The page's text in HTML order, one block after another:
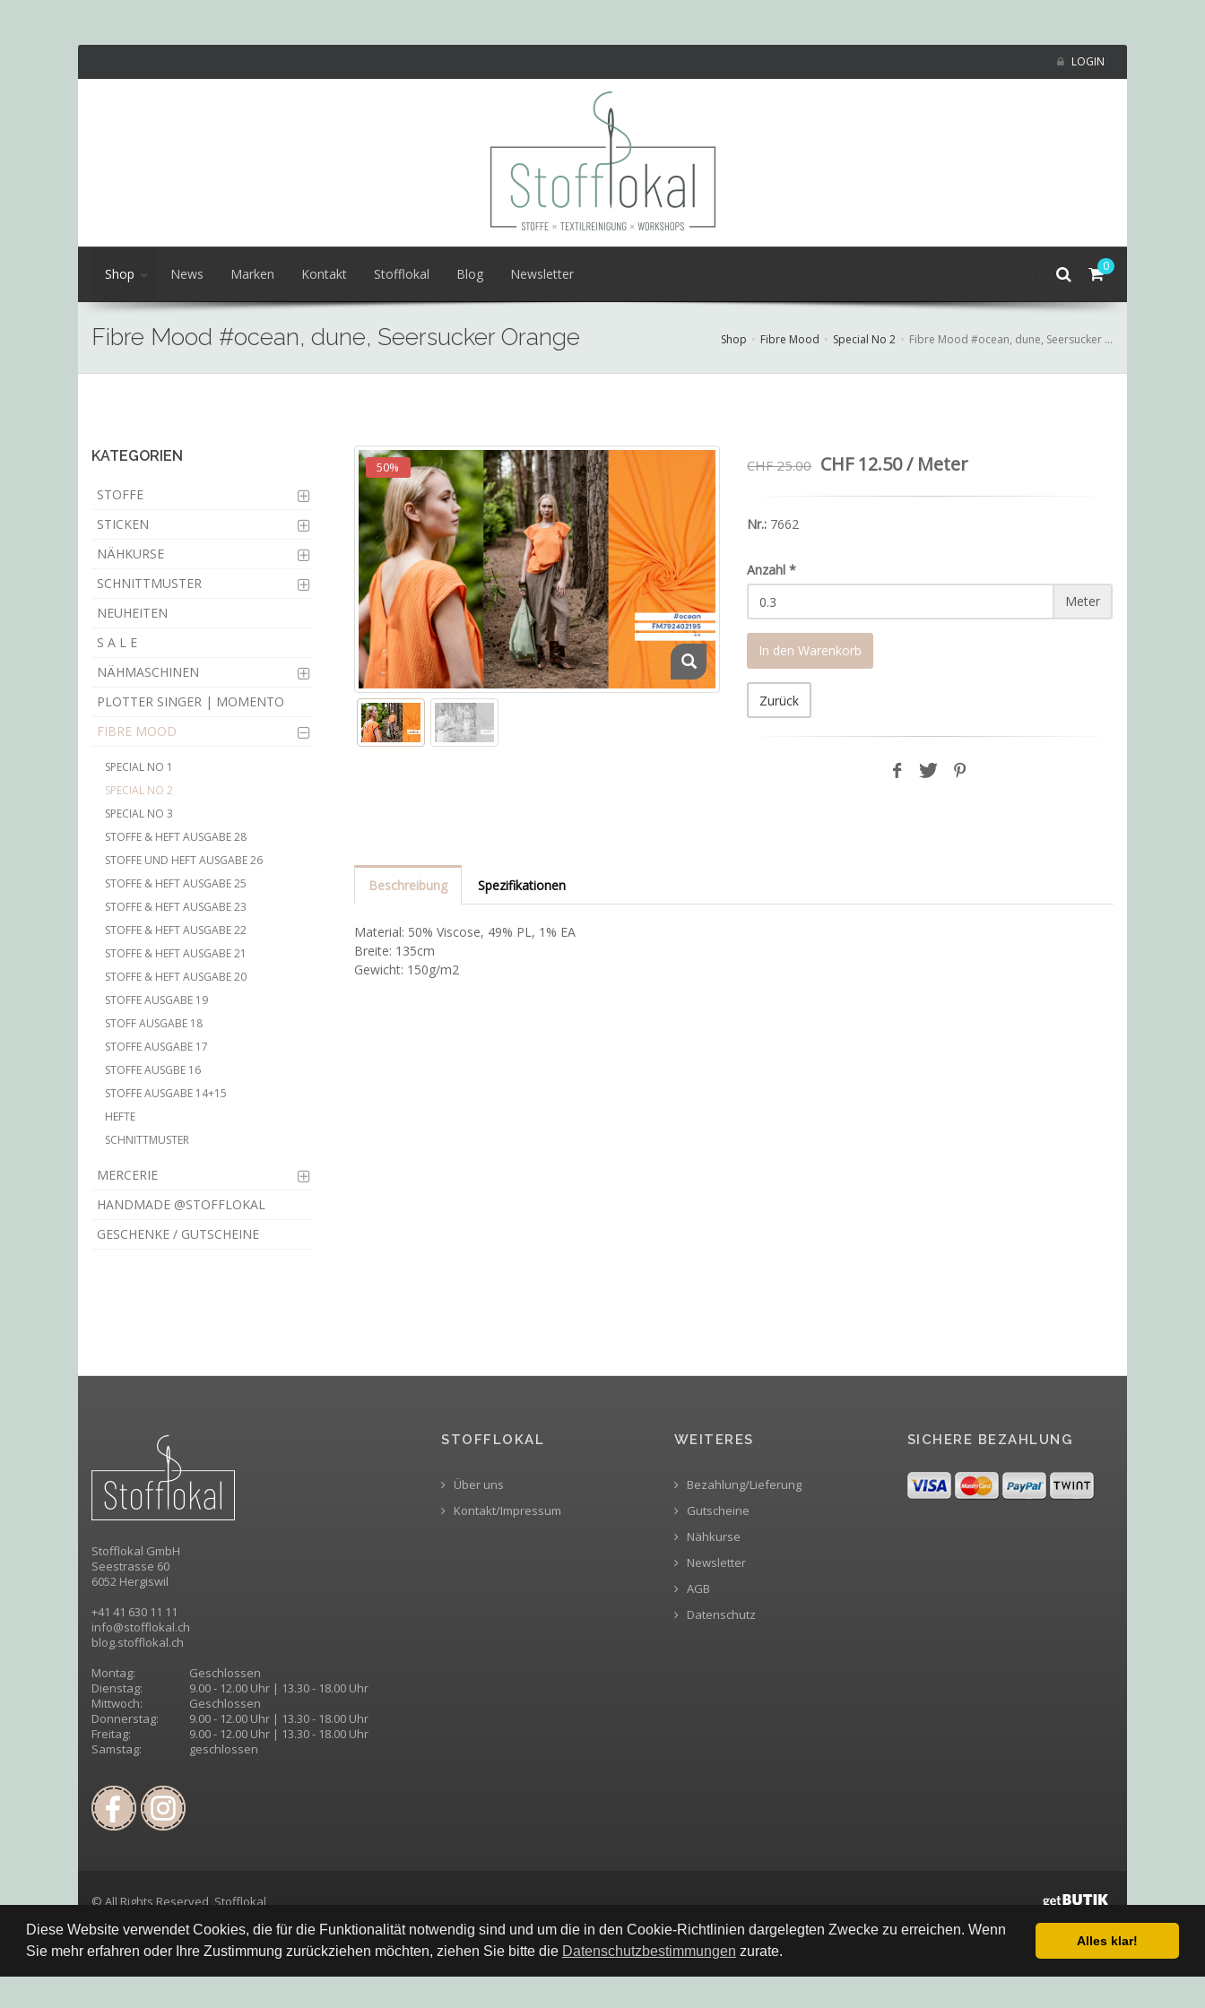
Diese Website verwendet Cookies, die für die Funktionalität notwendig sind und um die in den Cookie-Richtlinien dargelegten Zwecke zu erreichen. Wenn
Sie mehr erfahren oder Ihre Zustimmung zurückziehen möchten, ziehen Sie bitte die Datenschutzbestimmungen zurate.
Alles klar!
LOGIN
0
Shop News Marken Kontakt Stofflokal Blog Newsletter
Fibre Mood #ocean, dune, Seersucker Orange Shop Fibre Mood Special No 2 Fibre Mood #ocean, dune, Seersucker Orange
KATEGORIEN
STOFFE
STICKEN
NÄHKURSE
SCHNITTMUSTER
NEUHEITEN
S A L E
NÄHMASCHINEN
PLOTTER SINGER | MOMENTO
FIBRE MOOD
SPECIAL NO 1
SPECIAL NO 2
SPECIAL NO 3
STOFFE & HEFT AUSGABE 28
STOFFE UND HEFT AUSGABE 26
STOFFE & HEFT AUSGABE 25
STOFFE & HEFT AUSGABE 23
STOFFE & HEFT AUSGABE 22
STOFFE & HEFT AUSGABE 21
STOFFE & HEFT AUSGABE 20
STOFFE AUSGABE 19
STOFF AUSGABE 18
STOFFE AUSGABE 17
STOFFE AUSGBE 16
STOFFE AUSGABE 14+15
HEFTE
SCHNITTMUSTER
MERCERIE
HANDMADE @STOFFLOKAL
GESCHENKE / GUTSCHEINE
50% CHF 25.00 CHF 12.50 / Meter
Nr.: 7662
Anzahl *
Meter
In den Warenkorb
Zurück
Beschreibung Spezifikationen
Material: 50% Viscose, 49% PL, 1% EA
Breite: 135cm
Gewicht: 150g/m2
Stofflokal GmbH
Seestrasse 60
6052 Hergiswil
+41 41 630 11 11
info@stofflokal.ch
blog.stofflokal.ch
Montag:
Geschlossen
Dienstag:
9.00 - 12.00 Uhr | 13.30 - 18.00 Uhr
Mittwoch:
Geschlossen
Donnerstag:
9.00 - 12.00 Uhr | 13.30 - 18.00 Uhr
Freitag:
9.00 - 12.00 Uhr | 13.30 - 18.00 Uhr
Samstag:
geschlossen
STOFFLOKAL
Über uns
Kontakt/Impressum
WEITERES
Bezahlung/Lieferung
Gutscheine
Nähkurse
Newsletter
AGB
Datenschutz
SICHERE BEZAHLUNG
© All Rights Reserved, Stofflokal